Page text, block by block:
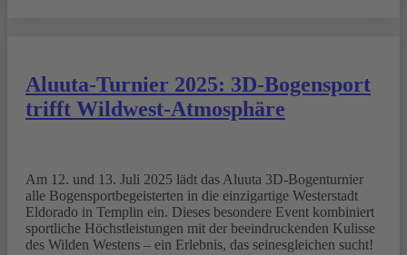
Aluuta-Turnier 2025: 3D-Bogensport
trifft Wildwest-Atmosphäre
Am 12. und 13. Juli 2025 lädt das Aluuta 3D-Bogenturnier
alle Bogensportbegeisterten in die einzigartige Westerstadt
Eldorado in Templin ein. Dieses besondere Event kombiniert
sportliche Höchstleistungen mit der beeindruckenden Kulisse
des Wilden Westens – ein Erlebnis, das seinesgleichen sucht!